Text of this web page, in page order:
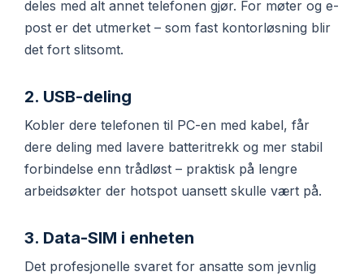
deles med alt annet telefonen gjør. For møter og e-
post er det utmerket – som fast kontorløsning blir
det fort slitsomt.
2. USB-deling
Kobler dere telefonen til PC-en med kabel, får
dere deling med lavere batteritrekk og mer stabil
forbindelse enn trådløst – praktisk på lengre
arbeidsøkter der hotspot uansett skulle vært på.
3. Data-SIM i enheten
Det profesjonelle svaret for ansatte som jevnlig